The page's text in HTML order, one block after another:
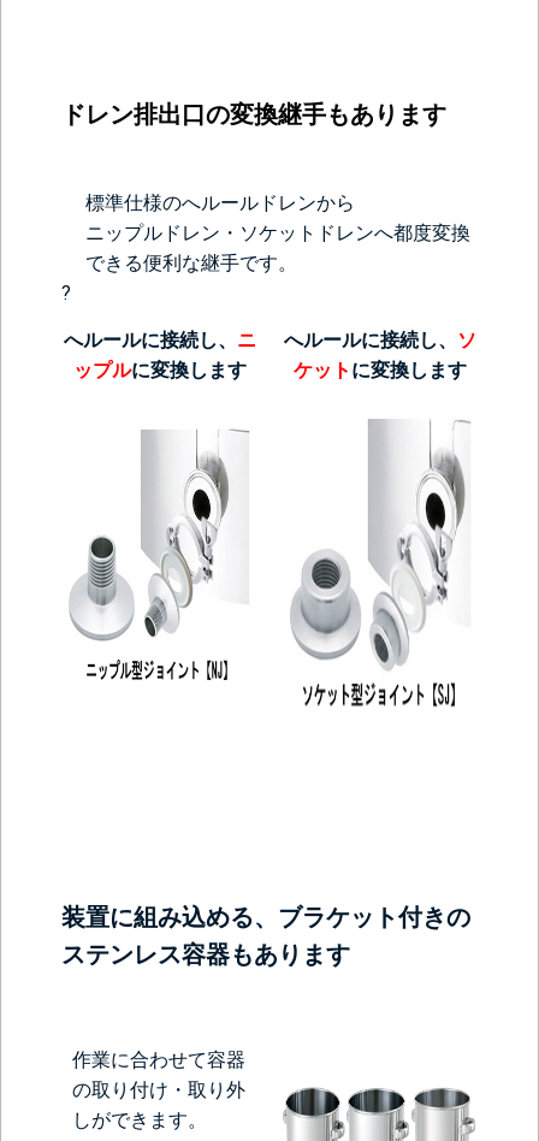
ドレン排出口の変換継手もあります
標準仕様のへルールドレンから
ニップルドレン・ソケットドレンへ都度変換
できる便利な継手です。
?
へルールに接続し、 ニ
ップルに変換します
へルールに接続し、
ソ
ケット に変換します
装置に組み込める、ブラケット付きの
ステンレス容器もあります
作業に合わせて容器
の取り付け・取り外
しができます。